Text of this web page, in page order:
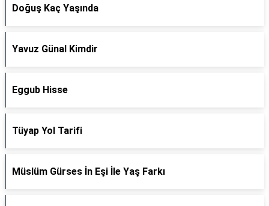
Doğuş Kaç Yaşında
Yavuz Günal Kimdir
Eggub Hisse
Tüyap Yol Tarifi
Müslüm Gürses İn Eşi İle Yaş Farkı